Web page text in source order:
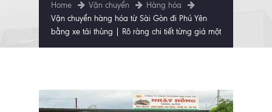
Home Vận chuyển
Hàng hóa
Vận chuyển hàng hóa từ Sài Gòn đi Phú Yên
bằng xe tải thùng | Rõ ràng chi tiết từng giá một